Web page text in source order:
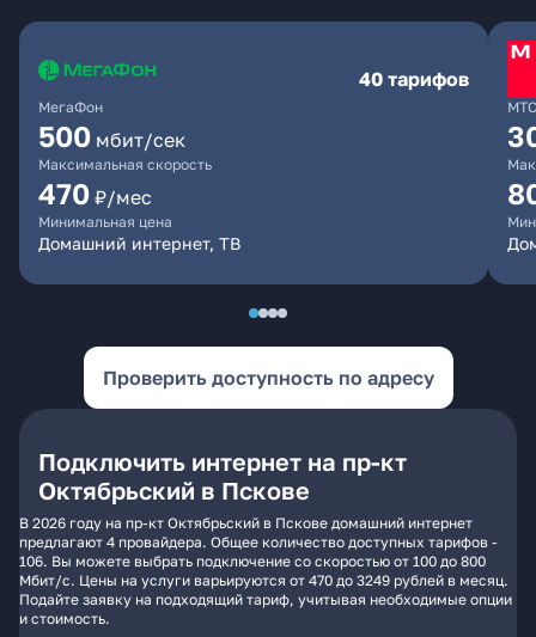
МегаФон
40 тарифов
500 мбит/сек
Максимальная скорость
470 ₽/мес
Минимальная цена
Домашний интернет, ТВ
МТС
Проверить доступность по адресу
Подключить интернет на пр-кт
Октябрьский в Пскове
В 2026 году на пр-кт Октябрьский в Пскове домашний интернет
предлагают 4 провайдера. Общее количество доступных тарифов -
106. Вы можете выбрать подключение со скоростью от 100 до 800
Мбит/с. Цены на услуги варьируются от 470 до 3249 рублей в месяц.
Подайте заявку на подходящий тариф, учитывая необходимые опции
и стоимость.